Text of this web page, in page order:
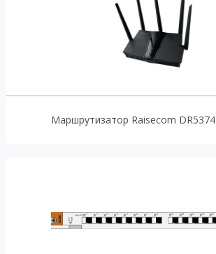
Маршрутизатор Raisecom DR5374